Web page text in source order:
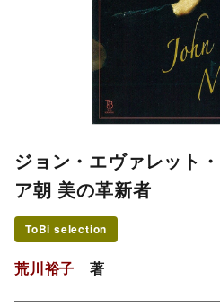
ジョン・エヴァレット
ア朝 美の革新者
ToBi selection
荒川裕子 著